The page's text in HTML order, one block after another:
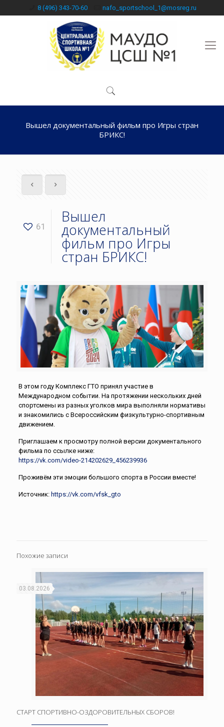
8 (496) 343-70-60 nafo_sportschool_1@mosreg.ru
Вышел документальный фильм про Игры стран
БРИКС!
61
Вышел
документальный
фильм про Игры
стран БРИКС!
В этом году Комплекс ГТО принял участие в
Международном событии. На протяжении нескольких дней
спортсмены из разных уголков мира выполняли нормативы
и знакомились с Всероссийским физкультурно-спортивным
движением.
Приглашаем к просмотру полной версии документального
фильма по ссылке ниже:
https://vk.com/video-214202629_456239936
Проживём эти эмоции большого спорта в России вместе!
Источник: https://vk.com/vfsk_gto
Похожие записи
03.08.2026
СТАРТ СПОРТИВНО-ОЗДОРОВИТЕЛЬНЫХ СБОРОВ!